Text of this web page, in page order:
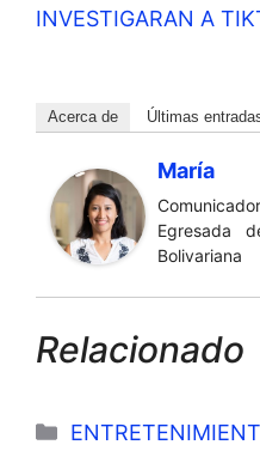
INVESTIGARAN A
Acerca de Últimas
María
Egresada
Bolivariana
Relacionado
Categorías